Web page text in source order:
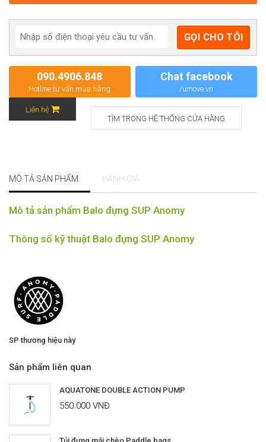
090.4906.848
Hotline tư vấn mua hàng
Chat facebook
/umove.vn
Liên hệ
TÌM TRONG HỆ THỐNG CỬA HÀNG
MÔ TẢ SẢN PHẨM ĐÁNH GIÁ
Mô tả sản phẩm Balo đựng SUP Anomy
Thông số kỹ thuật Balo đựng SUP Anomy
SP thương hiệu này
Sản phẩm liên quan
AQUATONE DOUBLE ACTION PUMP
550.000 VNĐ